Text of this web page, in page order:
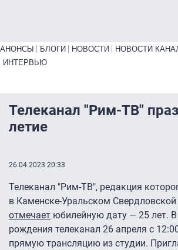
Primary links bottom
АНОНСЫ БЛОГИ НОВОСТИ НОВОСТИ
ИНТЕРВЬЮ
Телеканал "Рим-ТВ"
летие
26.04.2023 20:33
Телеканал "Рим-ТВ", редакция
в Каменске-Уральском Свердловской
отмечает юбилейную дату — 25 лет. В
рождения телеканал 26 апреля с
прямую трансляцию из студии.